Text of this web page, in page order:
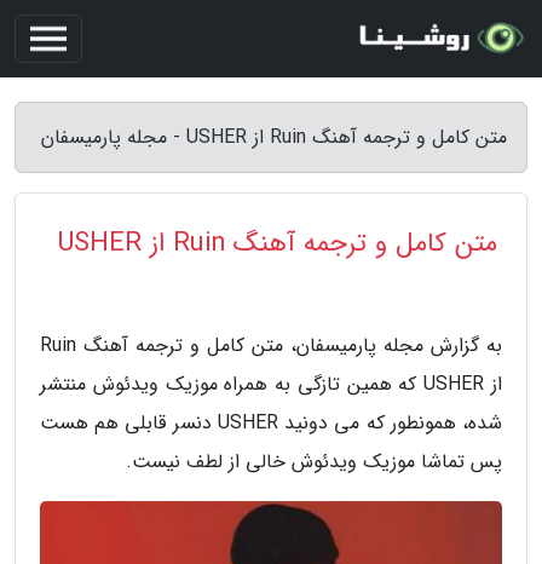
متن کامل و ترجمه آهنگ Ruin از USHER - مجله پارمیسفان
متن کامل و ترجمه آهنگ Ruin از USHER
به گزارش مجله پارمیسفان، متن کامل و ترجمه آهنگ Ruin
از USHER که همین تازگی به همراه موزیک ویدئوش منتشر
شده، همونطور که می دونید USHER دنسر قابلی هم هست
پس تماشا موزیک ویدئوش خالی از لطف نیست.